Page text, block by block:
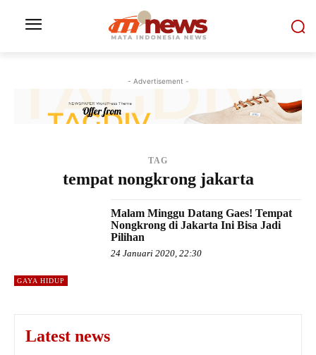
- Advertisement -
TAG
tempat nongkrong jakarta
GAYA HIDUP
Malam Minggu Datang Gaes! Tempat
Nongkrong di Jakarta Ini Bisa Jadi
Pilihan
24 Januari 2020, 22:30
Latest news